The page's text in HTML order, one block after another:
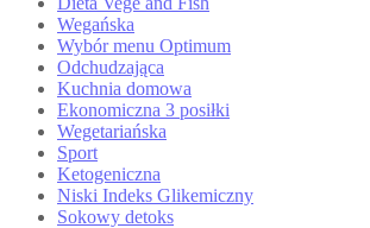
Wegańska
Wybór menu Optimum
Odchudzająca
Kuchnia domowa
Ekonomiczna 3 posiłki
Wegetariańska
Sport
Ketogeniczna
Niski Indeks Glikemiczny
Sokowy detoks